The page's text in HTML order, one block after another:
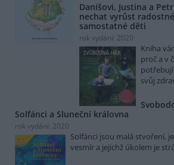
Danišovi, Justina a
nechat vyrůst
samostatné děti
rok vydání: 2020
Kniha
proč a v
svůj
Solfánci a Sluneční královna
rok vydání: 2020
Solfánci jsou malá stvoření,
vesmír a jejichž úkolem je